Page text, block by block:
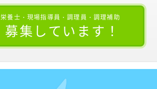
栄養士・現場指導員・調理員・調理補助
募集しています！